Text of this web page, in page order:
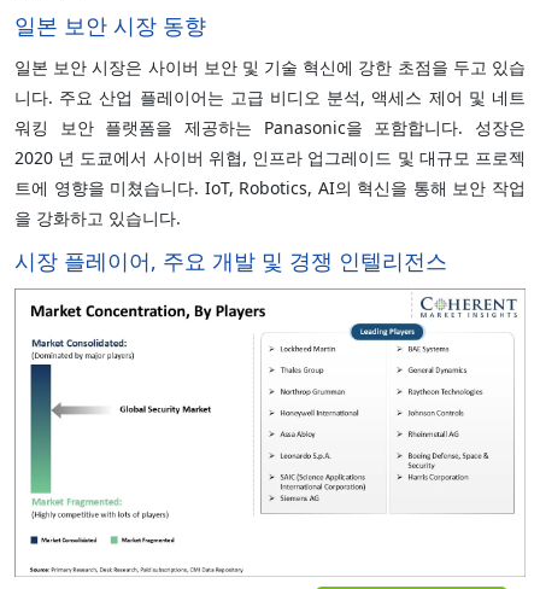
일본 보안 시장 동향
일본 보안 시장은 사이버 보안 및 기술 혁신에 강한 초점을 두고 있습
니다. 주요 산업 플레이어는 고급 비디오 분석, 액세스 제어 및 네트
워킹 보안 플랫폼을 제공하는 Panasonic을 포함합니다. 성장은
2020 년 도쿄에서 사이버 위협, 인프라 업그레이드 및 대규모 프로젝
트에 영향을 미쳤습니다. IoT, Robotics, AI의 혁신을 통해 보안 작업
을 강화하고 있습니다.
시장 플레이어, 주요 개발 및 경쟁 인텔리전스